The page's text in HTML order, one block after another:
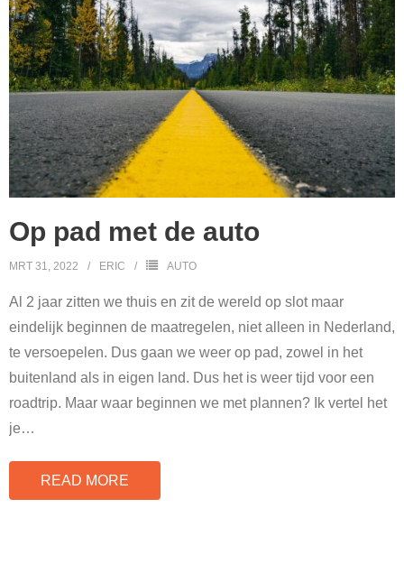
Op pad met de auto
MRT 31, 2022 ERIC AUTO
Al 2 jaar zitten we thuis en zit de wereld op slot maar
eindelijk beginnen de maatregelen, niet alleen in Nederland,
te versoepelen. Dus gaan we weer op pad, zowel in het
buitenland als in eigen land. Dus het is weer tijd voor een
roadtrip. Maar waar beginnen we met plannen? Ik vertel het
je…
READ MORE